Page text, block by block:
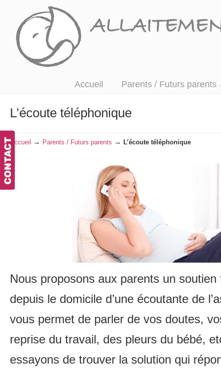
Accompagner, écouter et informer
Accueil Parents / Futurs parents
L’écoute téléphonique
Accueil → Parents / Futurs parents → L’écoute téléphonique
Nous proposons aux parents un
depuis le domicile d’une écoutante de
vous permet de parler de vos doutes,
reprise du travail, des pleurs du bébé,
essayons de trouver la solution qui